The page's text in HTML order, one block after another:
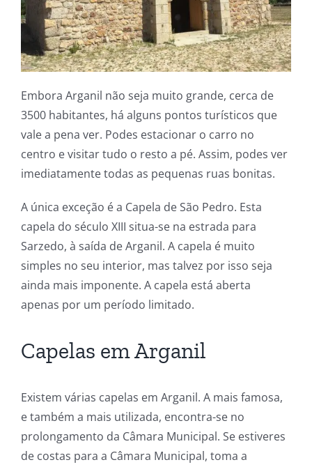
Embora Arganil não seja muito grande, cerca de
3500 habitantes, há alguns pontos turísticos que
vale a pena ver. Podes estacionar o carro no
centro e visitar tudo o resto a pé. Assim, podes ver
imediatamente todas as pequenas ruas bonitas.
A única exceção é a Capela de São Pedro. Esta
capela do século XIII situa-se na estrada para
Sarzedo, à saída de Arganil. A capela é muito
simples no seu interior, mas talvez por isso seja
ainda mais imponente. A capela está aberta
apenas por um período limitado.
Capelas em Arganil
Existem várias capelas em Arganil. A mais famosa,
e também a mais utilizada, encontra-se no
prolongamento da Câmara Municipal. Se estiveres
de costas para a Câmara Municipal, toma a